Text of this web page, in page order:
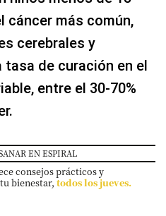
cáncer más común,
cerebrales y
de curación en el
entre el 30-70%
EN ESPIRAL
consejos prácticos y
bienestar,todos los jueves.